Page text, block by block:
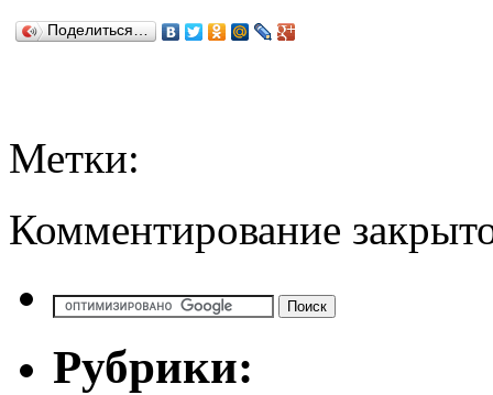
Поделиться…
Метки:
Комментирование
Рубрики: